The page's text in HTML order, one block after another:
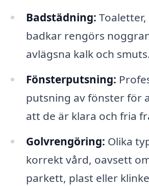
Badstädning:
badkar rengörs
avlägsna kalk och smuts.
Fönsterputsning:
putsning av fönster för
att de är klara och fria
Golvrengöring: Olika
korrekt vård, oavsett
parkett, plast eller